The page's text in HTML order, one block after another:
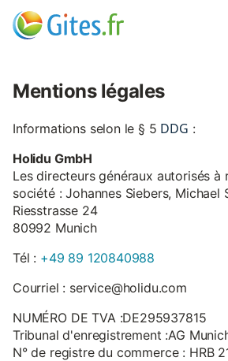
Mentions légales
Informations selon le § 5 DDG :
Holidu GmbH
Les directeurs généraux autorisés à
société : Johannes Siebers, Michael
Riesstrasse 24
80992 Munich
Tél : +49 89 120840988
Courriel : service@holidu.com
NUMÉRO DE TVA :DE295937815
Tribunal d'enregistrement :AG
N° de registre du commerce : HRB